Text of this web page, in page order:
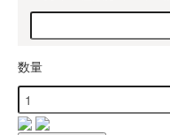
数量